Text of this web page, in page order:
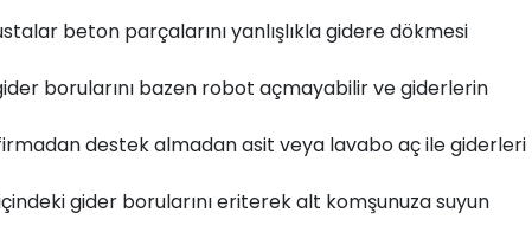
beton parçalarını yanlışlıkla gidere dökmesi
borularını bazen robot açmayabilir ve giderlerin
destek almadan asit veya lavabo aç ile giderleri
gider borularını eriterek alt komşunuza suyun